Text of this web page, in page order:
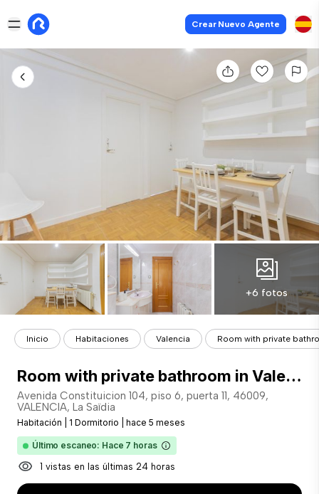
Crear Nuevo Agente
+6 fotos
Inicio Habitaciones Valencia Room with private
Room with private bathroom in Valencia
Avenida Constituicion 104, piso 6, puerta 11, 46009,
VALENCIA, La Saïdia
Habitación 1 Dormitorio hace 5 meses
Último escaneo: Hace 7 horas
1 vistas en las últimas 24 horas